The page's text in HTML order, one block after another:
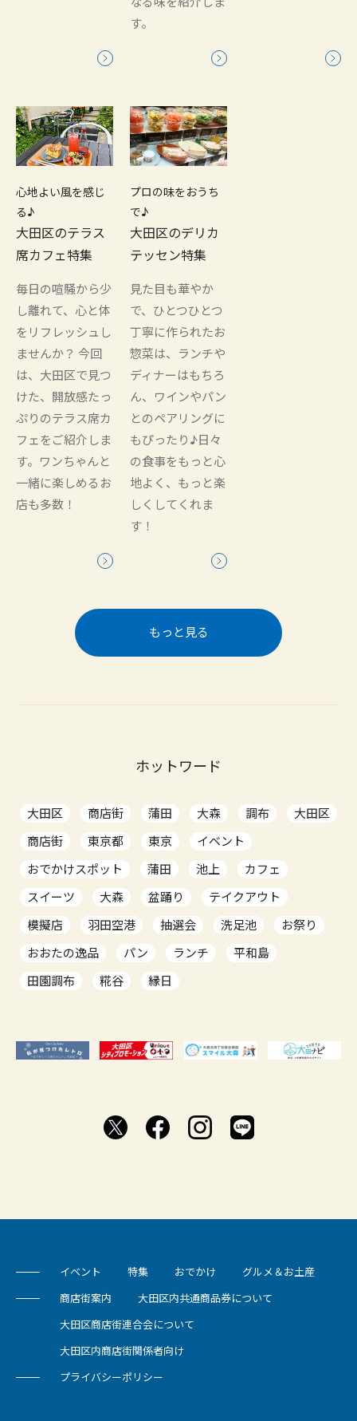
す。
心地よい風を感じ
る♪
大田区のテラス
席カフェ特集
毎日の喧騒から少
し離れて、心と体
をリフレッシュし
ませんか？ 今回
は、大田区で見つ
けた、開放感たっ
ぷりのテラス席カ
フェをご紹介しま
す。ワンちゃんと
一緒に楽しめるお
店も多数！
プロの味をおうち
で♪
大田区のデリカ
テッセン特集
見た目も華やか
で、ひとつひとつ
丁寧に作られたお
惣菜は、ランチや
ディナーはもちろ
ん、ワインやパン
とのペアリングに
もぴったり♪日々
の食事をもっと心
地よく、もっと楽
しくしてくれま
す！
もっと見る
ホットワード
大田区 商店街 蒲田 大森 調布
大田区
商店街
東京都 東京
イベント
おでかけスポット
蒲田 池上
カフェ
スイーツ
大森 盆踊り
テイクアウト
模擬店
羽田空港 抽選会 洗足池
お祭り
おおたの逸品
パン ランチ
平和島
田園調布
糀谷 縁日
イベント 特集 おでかけ グルメ＆お土産
商店街案内 大田区内共通商品券について
大田区商店街連合会について
大田区内商店街関係者向け
プライバシーポリシー